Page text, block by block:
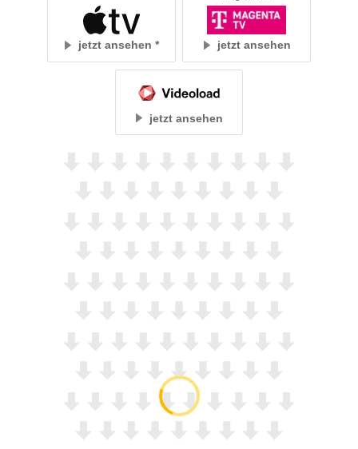
jetzt ansehen jetzt ansehen
jetzt ansehen